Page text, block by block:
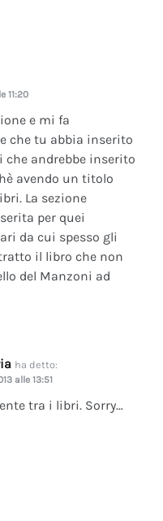
11:20
e mi fa
che tu abbia inserito
che andrebbe inserito
avendo un titolo
La sezione
per quei
da cui spesso gli
il libro che non
del Manzoni ad
ha detto:
alle 13:51
tra i libri. Sorry…